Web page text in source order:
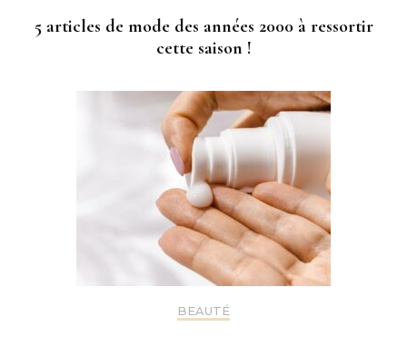
5 articles de mode des années 2000 à ressortir
cette saison !
BEAUTÉ